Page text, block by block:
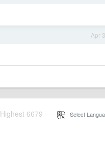
Apr 3
Highest 6679 Select